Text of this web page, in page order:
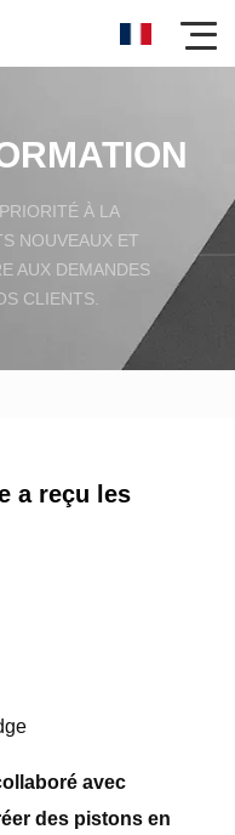
À LA
NOUVEAUX ET
AUX DEMANDES
CLIENTS.
a reçu les
avec
des pistons en